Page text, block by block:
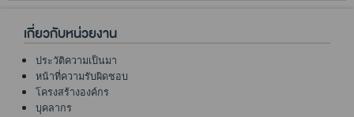
เกี่ยวกับหน่วยงาน
ประวัติความเป็นมา
หน้าที่ความรับผิดชอบ
โครงสร้างองค์กร
บุคลากร